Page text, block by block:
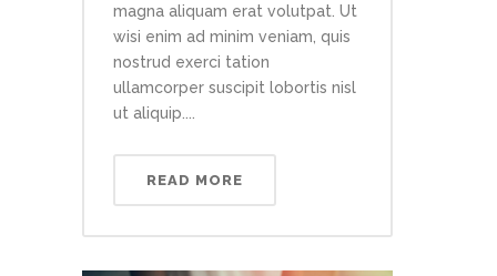
magna aliquam erat volutpat. Ut
wisi enim ad minim veniam, quis
nostrud exerci tation
ullamcorper suscipit lobortis nisl
ut aliquip....
READ MORE